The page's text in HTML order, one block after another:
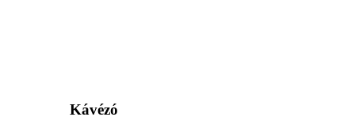
Kávézó